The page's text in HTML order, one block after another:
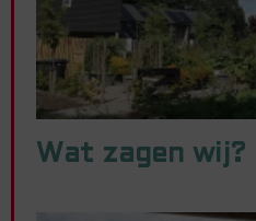
Wat zagen wij?